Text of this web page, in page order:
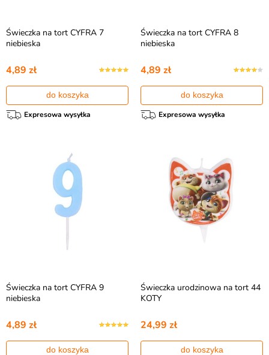
Świeczka na tort CYFRA 7
niebieska
4,89 zł
do koszyka
Expresowa wysyłka
Świeczka na tort CYFRA 8
niebieska
4,89 zł
do koszyka
Expresowa wysyłka
Świeczka na tort CYFRA 9
niebieska
4,89 zł
do koszyka
Świeczka urodzinowa na tort 44
KOTY
24,99 zł
do koszyka